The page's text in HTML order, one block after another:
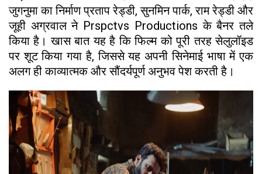
जुगनुमा का निर्माण प्रताप रेड्डी, सुनमिन पार्क, राम रेड्डी और
जूही अग्रवाल ने Prspctvs Productions के बैनर तले
किया है। खास बात यह है कि फिल्म को पूरी तरह सेलुलॉइड
पर शूट किया गया है, जिससे यह अपनी सिनेमाई भाषा में एक
अलग ही काव्यात्मक और सौंदर्यपूर्ण अनुभव पेश करती है।